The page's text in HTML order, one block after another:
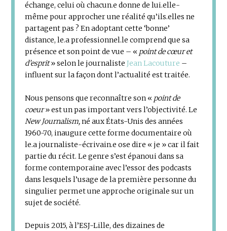
échange, celui où chacun.e donne de lui.elle-
même pour approcher une réalité qu’ils.elles ne
partagent pas ? En adoptant cette ‘bonne’
distance, le.a professionnel.le comprend que sa
présence et son point de vue – « point de cœur et
d’esprit» selon le journalisteJean Lacouture –
influent sur la façon dont l’actualité est traitée.
Nous pensons que reconnaître son « point de
coeur» est un pas important vers l’objectivité. Le
New Journalism,né aux États-Unis des années
1960-70, inaugure cette forme documentaire où
le.a journaliste-écrivain.e ose dire « je » car il fait
partie du récit. Le genre s’est épanoui dans sa
forme contemporaine avec l’essor des podcasts
dans lesquels l’usage de la première personne du
singulier permet une approche originale sur un
sujet de société.
Depuis 2015, à l’ESJ-Lille, des dizaines de